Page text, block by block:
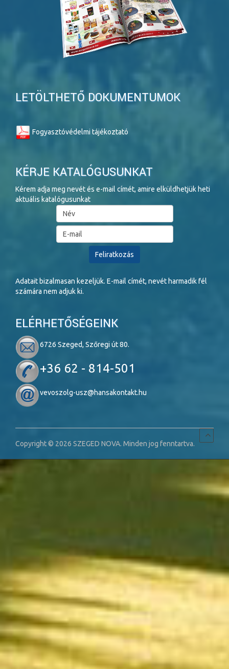
LETÖLTHETŐ DOKUMENTUMOK
Fogyasztóvédelmi tájékoztató
KÉRJE KATALÓGUSUNKAT
Kérem adja meg nevét és e-mail címét, amire elküldhetjük heti
aktuális katalógusunkat
Adatait bizalmasan kezeljük. E-mail címét, nevét harmadik fél
számára nem adjuk ki.
ELÉRHETŐSÉGEINK
6726 Szeged, Szőregi út 80.
+36 62 - 814-501
vevoszolg-usz@hansakontakt.hu
Copyright © 2026 SZEGED NOVA. Minden jog fenntartva.